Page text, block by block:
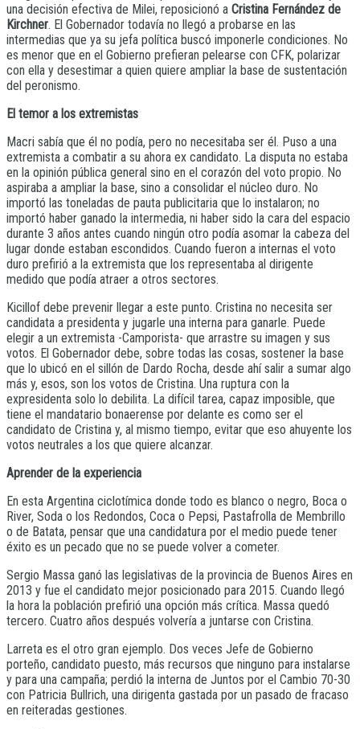
una decisión efectiva de Milei, reposicionó a Cristina Fernández de
Kirchner. El Gobernador todavía no llegó a probarse en las
intermedias que ya su jefa política buscó imponerle condiciones. No
es menor que en el Gobierno prefieran pelearse con CFK, polarizar
con ella y desestimar a quien quiere ampliar la base de sustentación
del peronismo.
El temor a los extremistas
Macri sabía que él no podía, pero no necesitaba ser él. Puso a una
extremista a combatir a su ahora ex candidato. La disputa no estaba
en la opinión pública general sino en el corazón del voto propio. No
aspiraba a ampliar la base, sino a consolidar el núcleo duro. No
importó las toneladas de pauta publicitaria que lo instalaron; no
importó haber ganado la intermedia, ni haber sido la cara del espacio
durante 3 años antes cuando ningún otro podía asomar la cabeza del
lugar donde estaban escondidos. Cuando fueron a internas el voto
duro prefirió a la extremista que los representaba al dirigente
medido que podía atraer a otros sectores.
Kicillof debe prevenir llegar a este punto. Cristina no necesita ser
candidata a presidenta y jugarle una interna para ganarle. Puede
elegir a un extremista -Camporista- que arrastre su imagen y sus
votos. El Gobernador debe, sobre todas las cosas, sostener la base
que lo ubicó en el sillón de Dardo Rocha, desde ahí salir a sumar algo
más y, esos, son los votos de Cristina. Una ruptura con la
expresidenta solo lo debilita. La difícil tarea, capaz imposible, que
tiene el mandatario bonaerense por delante es como ser el
candidato de Cristina y, al mismo tiempo, evitar que eso ahuyente los
votos neutrales a los que quiere alcanzar.
Aprender de la experiencia
En esta Argentina ciclotímica donde todo es blanco o negro, Boca o
River, Soda o los Redondos, Coca o Pepsi, Pastafrolla de Membrillo
o de Batata, pensar que una candidatura por el medio puede tener
éxito es un pecado que no se puede volver a cometer.
Sergio Massa ganó las legislativas de la provincia de Buenos Aires en
2013 y fue el candidato mejor posicionado para 2015. Cuando llegó
la hora la población prefirió una opción más crítica. Massa quedó
tercero. Cuatro años después volvería a juntarse con Cristina.
Larreta es el otro gran ejemplo. Dos veces Jefe de Gobierno
porteño, candidato puesto, más recursos que ninguno para instalarse
y para una campaña; perdió la interna de Juntos por el Cambio 70-30
con Patricia Bullrich, una dirigenta gastada por un pasado de fracaso
en reiteradas gestiones.